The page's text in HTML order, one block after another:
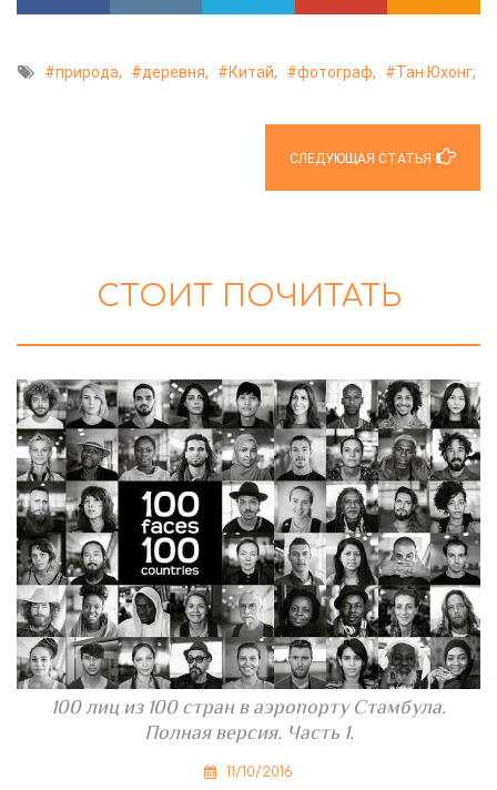
природа, деревня, Китай, фотограф, Тан Юхонг,
СЛЕДУЮЩАЯ СТАТЬЯ
СТОИТ ПОЧИТАТЬ
100 лиц из 100 стран в аэропорту Стамбула.
Полная версия. Часть 1.
11/10/2016